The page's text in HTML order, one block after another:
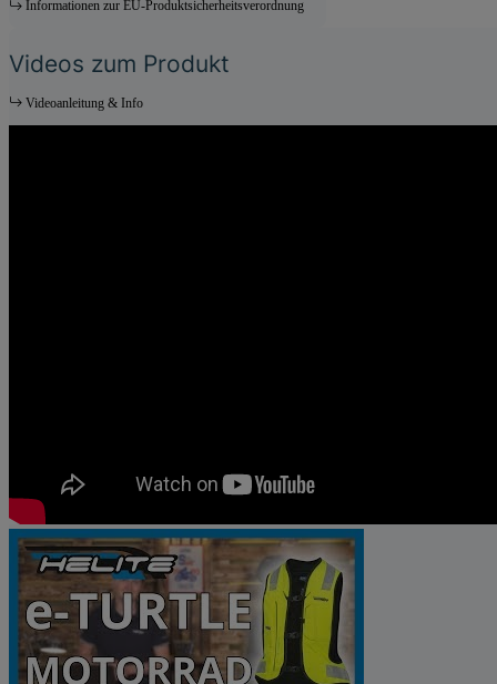
Informationen zur EU-Produktsicherheitsverordnung
Videos zum Produkt
Videoanleitung & Info